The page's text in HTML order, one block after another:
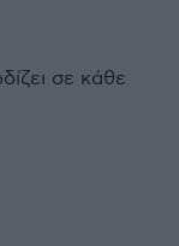
σε κάθε